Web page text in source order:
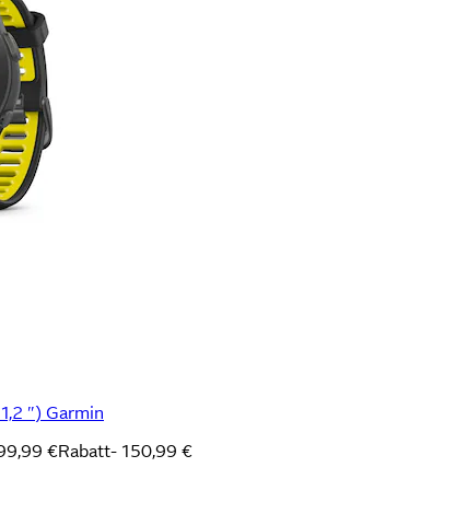
″) Garmin
€Rabatt- 150,99 €